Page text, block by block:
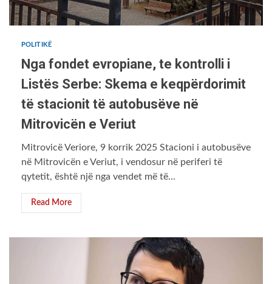
POLITIKË
Nga fondet evropiane, te kontrolli i
Listës Serbe: Skema e keqpërdorimit
të stacionit të autobusëve në
Mitrovicën e Veriut
Mitrovicë Veriore, 9 korrik 2025 Stacioni i autobusëve
në Mitrovicën e Veriut, i vendosur në periferi të
qytetit, është një nga vendet më të...
Read More